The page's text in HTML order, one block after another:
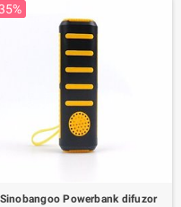
Sinobangoo Powerbank difuzor